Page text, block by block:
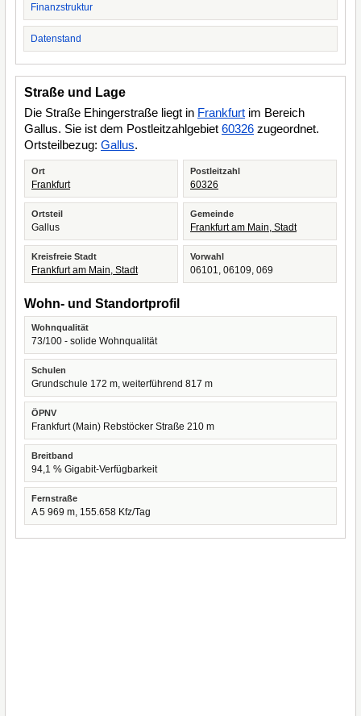
Finanzstruktur
Datenstand
Straße und Lage
Die Straße Ehingerstraße liegt in Frankfurt im Bereich
Gallus. Sie ist dem Postleitzahlgebiet 60326 zugeordnet.
Ortsteilbezug: Gallus.
Ort
Frankfurt
Postleitzahl
60326
Ortsteil
Gallus
Gemeinde
Frankfurt am Main, Stadt
Kreisfreie Stadt
Frankfurt am Main, Stadt
Vorwahl
06101, 06109, 069
Wohn- und Standortprofil
Wohnqualität
73/100 - solide Wohnqualität
Schulen
Grundschule 172 m, weiterführend 817 m
ÖPNV
Frankfurt (Main) Rebstöcker Straße 210 m
Breitband
94,1 % Gigabit-Verfügbarkeit
Fernstraße
A 5 969 m, 155.658 Kfz/Tag